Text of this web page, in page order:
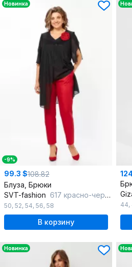
Новинка
-9%
99.3 $108.82
Блуза, Брюки
SVT-fashion 617 красно-черный
50, 52, 54, 56, 58
В корзину
44,
Новинка